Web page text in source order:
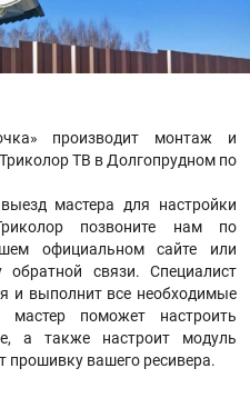
производит монтаж и
ТВ в Долгопрудном по
мастера для настройки
позвоните нам по
официальном сайте или
связи. Специалист
и выполнит все необходимые
мастер поможет настроить
а также настроит модуль
прошивку вашего ресивера.